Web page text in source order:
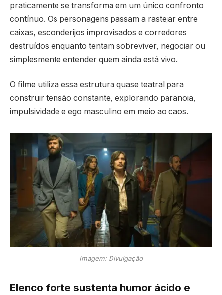
praticamente se transforma em um único confronto
contínuo. Os personagens passam a rastejar entre
caixas, esconderijos improvisados e corredores
destruídos enquanto tentam sobreviver, negociar ou
simplesmente entender quem ainda está vivo.
O filme utiliza essa estrutura quase teatral para
construir tensão constante, explorando paranoia,
impulsividade e ego masculino em meio ao caos.
Imagem: Divulgação
Elenco forte sustenta humor ácido e